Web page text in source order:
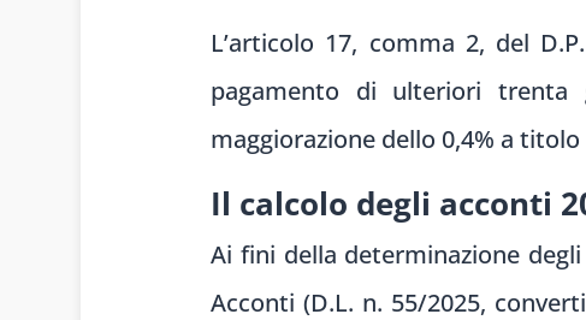
L’articolo 17, comma 2, del
pagamento di ulteriori
maggiorazione dello 0,4% a
Il calcolo degli acconti
Ai fini della determinazione
Acconti (D.L. n. 55/2025,